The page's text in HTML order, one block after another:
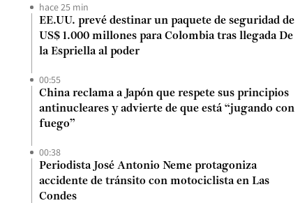
hace 25 min
EE.UU. prevé destinar un paquete de seguridad de
US$ 1.000 millones para Colombia tras llegada De
la Espriella al poder
00:55
China reclama a Japón que respete sus principios
antinucleares y advierte de que está “jugando con
fuego”
00:38
Periodista José Antonio Neme protagoniza
accidente de tránsito con motociclista en Las
Condes